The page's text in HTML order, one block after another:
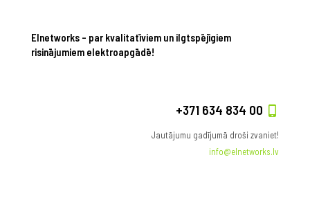
Elnetworks – par kvalitatīviem un ilgtspējīgiem
risinājumiem elektroapgādē!
+371 634 834 00
Jautājumu gadījumā droši zvaniet!
info@elnetworks.lv